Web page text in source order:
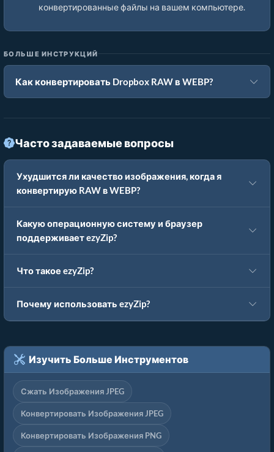
конвертированные файлы на вашем компьютере.
БОЛЬШЕ ИНСТРУКЦИЙ
Как конвертировать Dropbox RAW в WEBP?
Часто задаваемые вопросы
Ухудшится ли качество изображения, когда я
конвертирую RAW в WEBP?
Какую операционную систему и браузер
поддерживает ezyZip?
Что такое ezyZip?
Почему использовать ezyZip?
Изучить Больше Инструментов
Сжать Изображения JPEG
Конвертировать Изображения JPEG
Конвертировать Изображения PNG